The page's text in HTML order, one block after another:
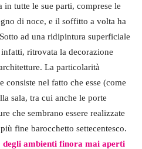
in tutte le sue parti, comprese le
di noce, e il soffitto a volta ha
ad una ridipintura superficiale
ritrovata la decorazione
La particolarità
consiste nel fatto che esse (come
sala, tra cui anche le porte
che sembrano essere realizzate
fine barocchetto settecentesco.
ambienti finora mai aperti